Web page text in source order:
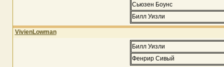
Сьюзен Боунс
Билл Уизли
VivienLowman
Билл Уизли
Фенрир Сивый